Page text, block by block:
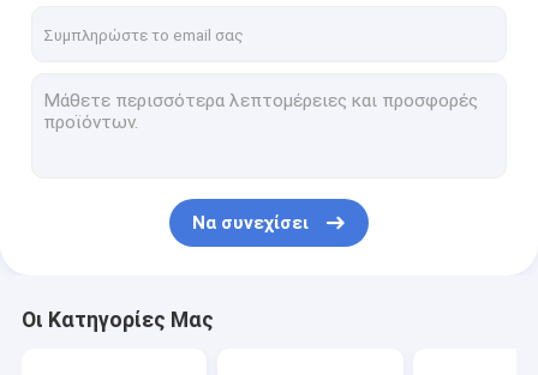
Σχετικά με εμάς
Να συνεχίσει
Οι Κατηγορίες Μας